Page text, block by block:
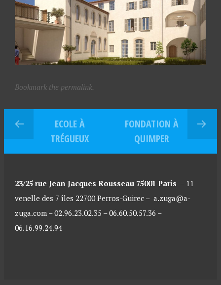
Bookmark the permalink.
ECOLE À
TRÉGUEUX
FONDATION À
QUIMPER
23/25 rue Jean Jacques Rousseau 75001 Paris – 11
venelle des 7 îles 22700 Perros-Guirec – a.zuga@a-
zuga.com – 02.96.23.02.35 – 06.60.50.57.36 –
06.16.99.24.94